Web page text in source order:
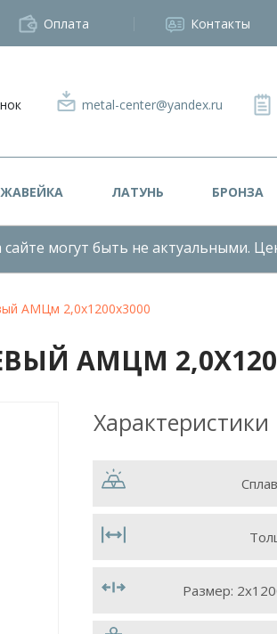
Оплата Контакты
metal-center@yandex.ru
ЛАТУНЬ БРОНЗА
могут быть не актуальными.
АМЦм 2,0х1200х3000
АМЦМ
Характеристики
Размер: